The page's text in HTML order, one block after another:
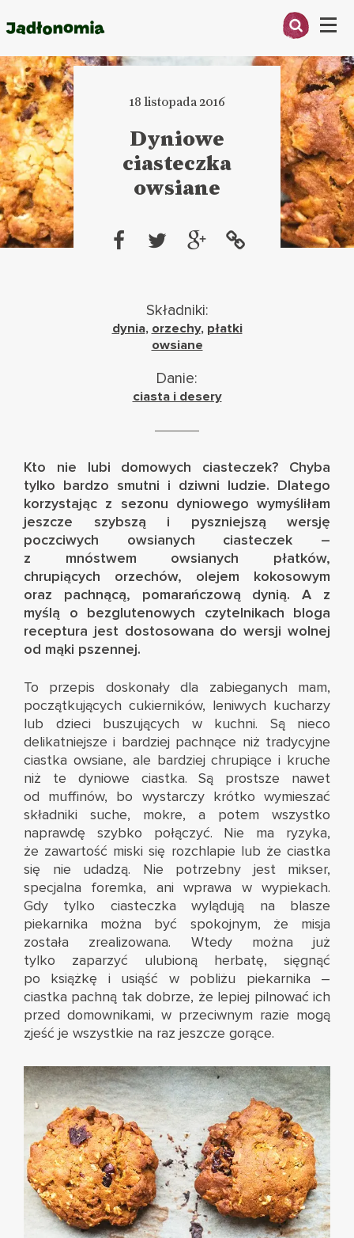
Menu
ARTYKUŁY
KSIĄŻKI
KONTAKT
18 listopada 2016
Dyniowe
ciasteczka
owsiane
Składniki:
dynia, orzechy, płatki
owsiane
Danie:
ciasta i desery
Kto nie lubi domowych ciasteczek? Chyba
tylko bardzo smutni i dziwni ludzie. Dlatego
korzystając z sezonu dyniowego wymyśliłam
jeszcze szybszą i pyszniejszą wersję
poczciwych owsianych ciasteczek –
z mnóstwem owsianych płatków,
chrupiących orzechów, olejem kokosowym
oraz pachnącą, pomarańczową dynią. A z
myślą o bezglutenowych czytelnikach bloga
receptura jest dostosowana do wersji wolnej
od mąki pszennej.
To przepis doskonały dla zabieganych mam,
początkujących cukierników, leniwych kucharzy
lub dzieci buszujących w kuchni. Są nieco
delikatniejsze i bardziej pachnące niż tradycyjne
ciastka owsiane, ale bardziej chrupiące i kruche
niż te dyniowe ciastka. Są prostsze nawet
od muffinów, bo wystarczy krótko wymieszać
składniki suche, mokre, a potem wszystko
naprawdę szybko połączyć. Nie ma ryzyka,
że zawartość miski się rozchlapie lub że ciastka
się nie udadzą. Nie potrzebny jest mikser,
specjalna foremka, ani wprawa w wypiekach.
Gdy tylko ciasteczka wylądują na blasze
piekarnika można być spokojnym, że misja
została zrealizowana. Wtedy można już
tylko zaparzyć ulubioną herbatę, sięgnąć
po książkę i usiąść w pobliżu piekarnika –
ciastka pachną tak dobrze, że lepiej pilnować ich
przed domownikami, w przeciwnym razie mogą
zjeść je wszystkie na raz jeszcze gorące.